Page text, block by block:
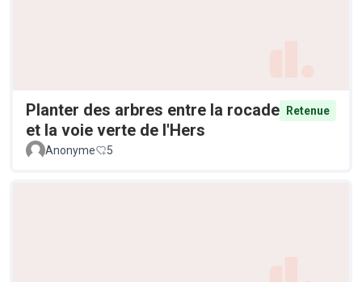
Planter des arbres entre la rocade
et la voie verte de l'Hers
Retenue
Anonyme 5